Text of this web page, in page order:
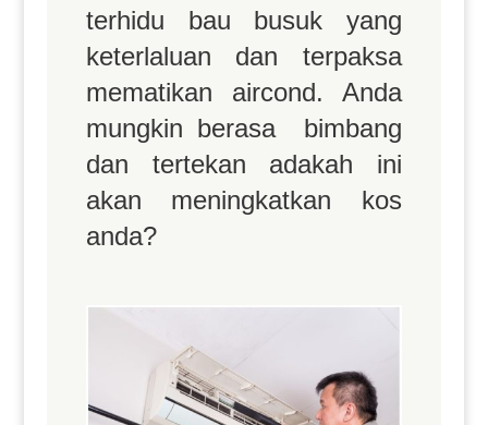
terhidu bau busuk yang
keterlaluan dan terpaksa
mematikan aircond. Anda
mungkin berasa bimbang
dan tertekan adakah ini
akan meningkatkan kos
anda?